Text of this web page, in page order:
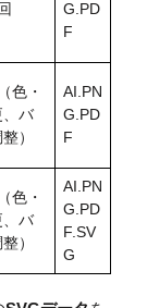
G.PD
F
色・
、バ
）
AI.PN
G.PD
F
色・
、バ
）
AI.PN
G.PD
F.SV
G